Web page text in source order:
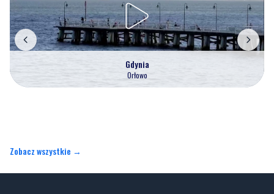
Gdynia
Orłowo
Zobacz wszystkie →